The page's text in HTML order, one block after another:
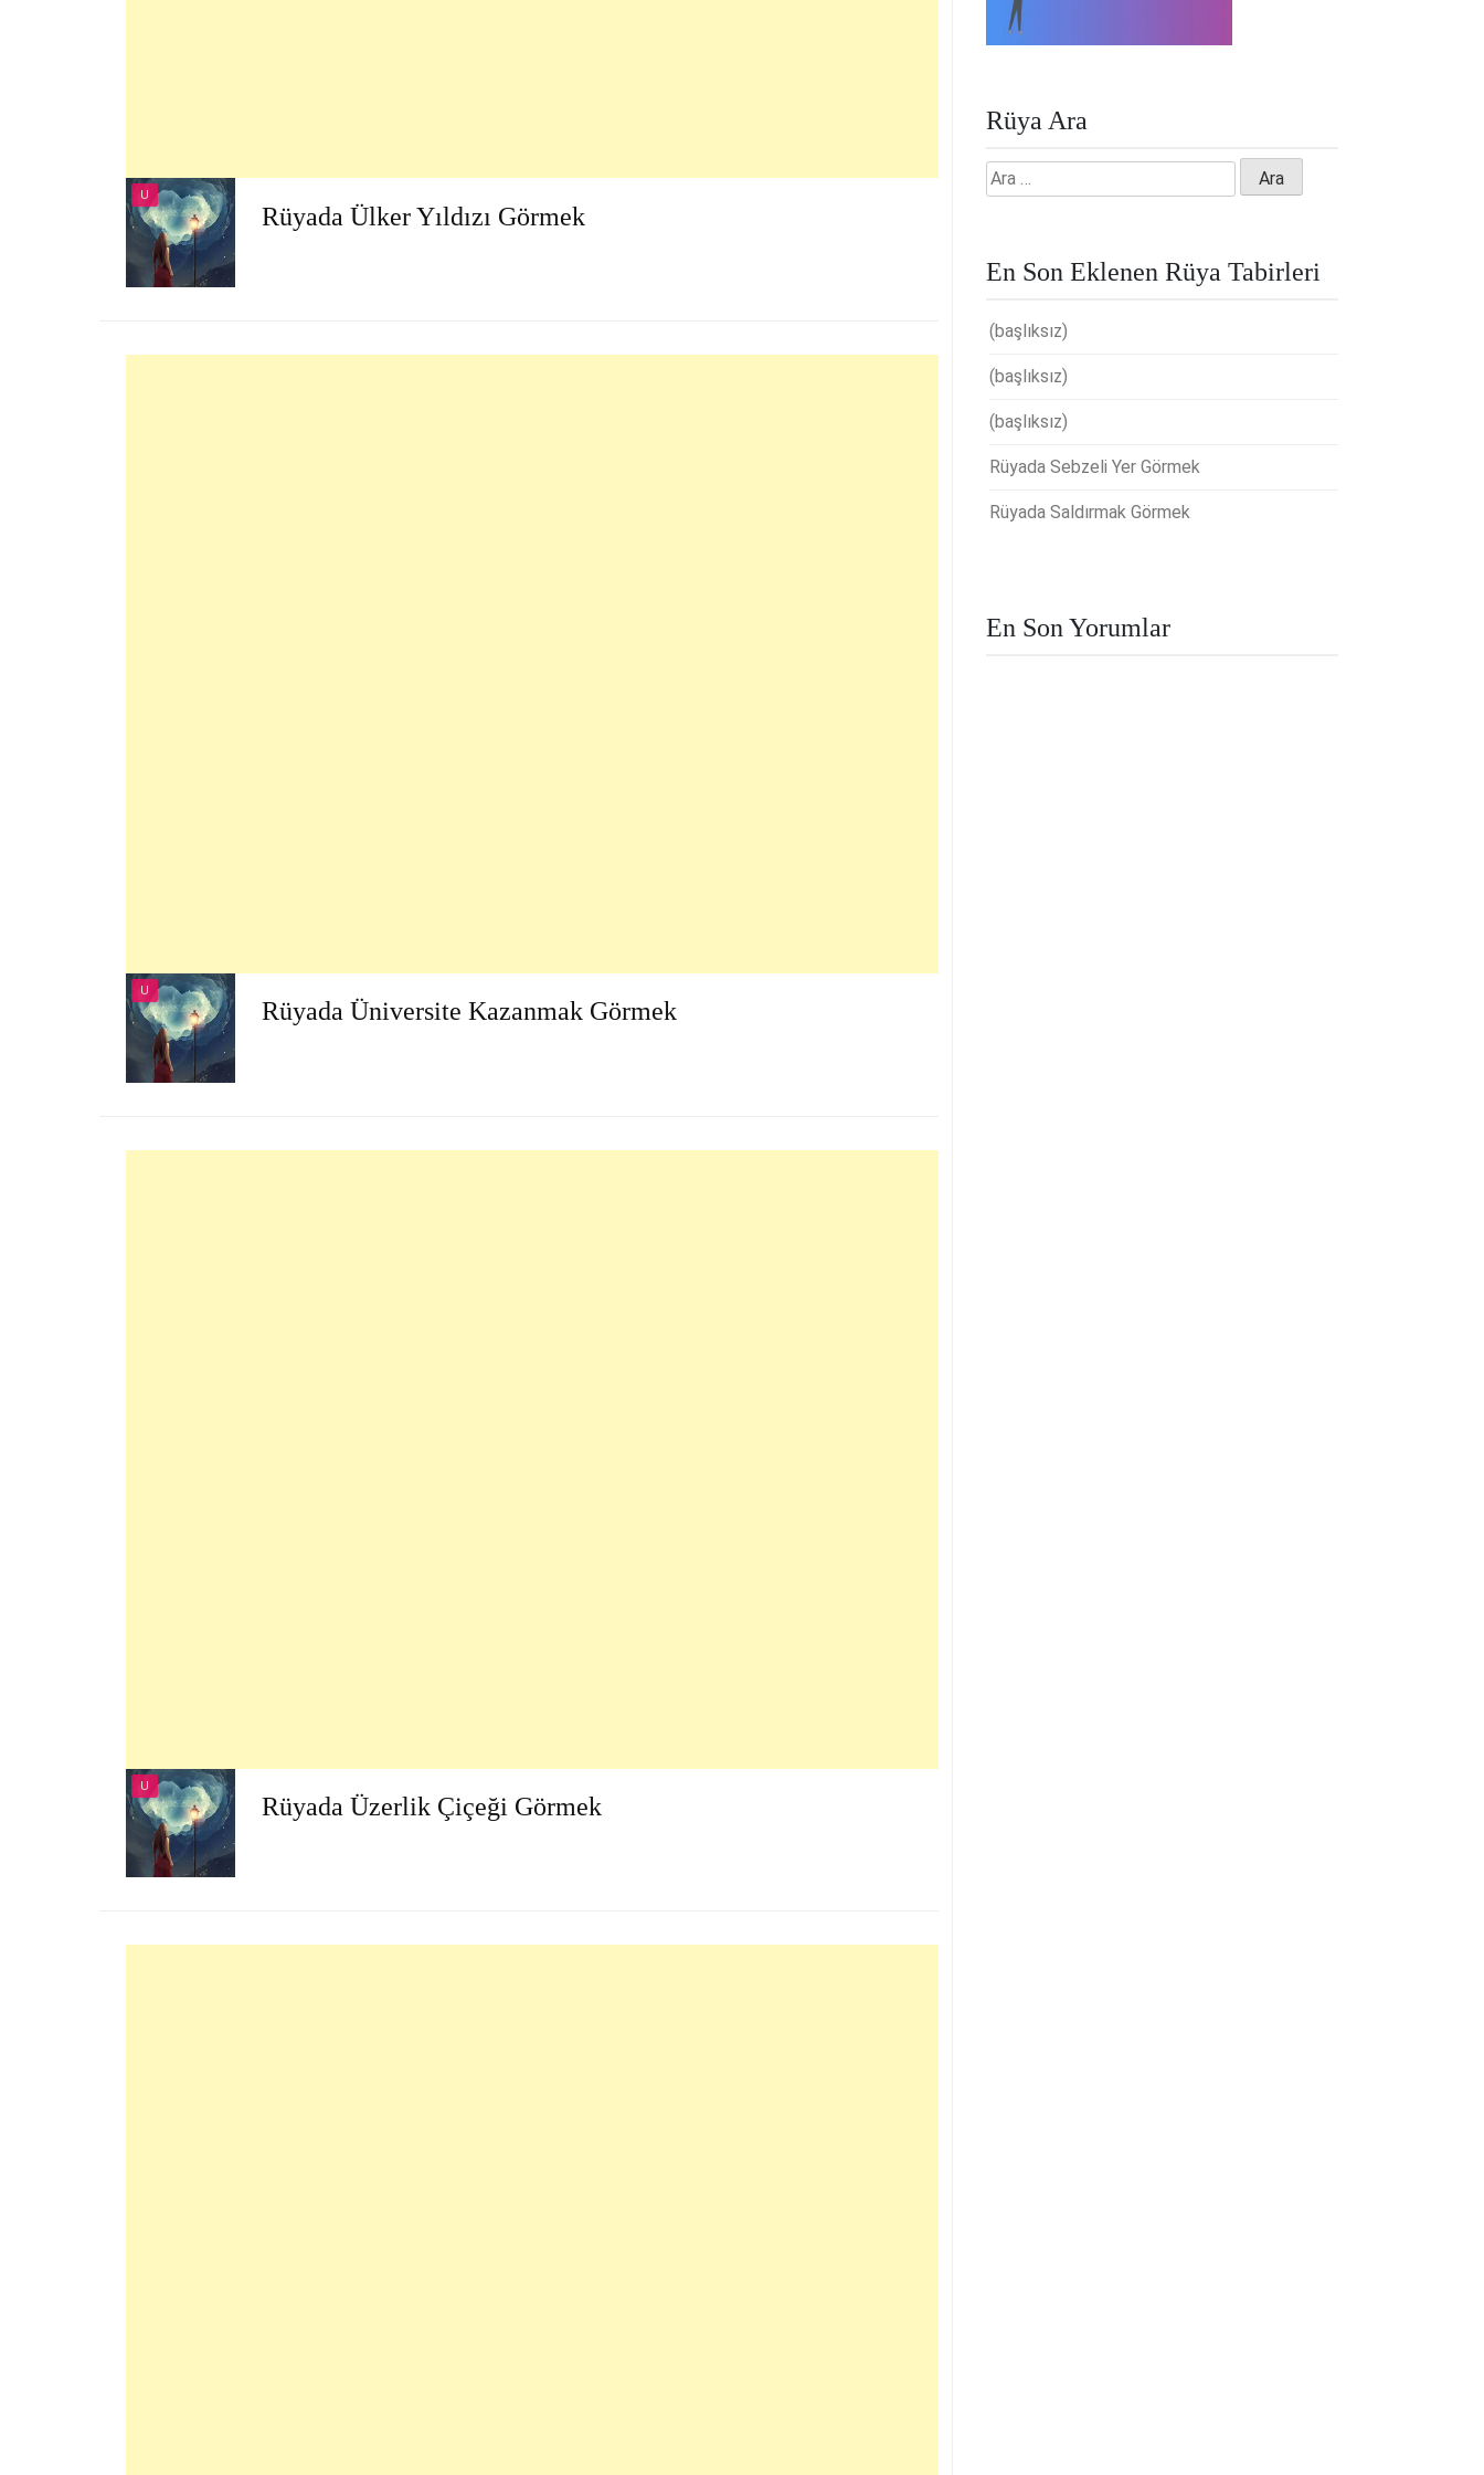
U
Rüyada Ülker Yıldızı Görmek
U
Rüyada Üniversite Kazanmak Görmek
U
Rüyada Üzerlik Çiçeği Görmek
Rüya Ara
Arama:
En Son Eklenen Rüya Tabirleri
(başlıksız)
(başlıksız)
(başlıksız)
Rüyada Sebzeli Yer Görmek
Rüyada Saldırmak Görmek
En Son Yorumlar